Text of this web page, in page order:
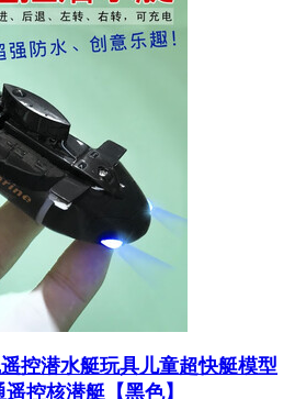
控潜水艇玩具儿童超快艇模型
控核潜艇【黑色】